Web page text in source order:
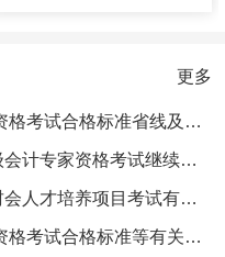
更多
1 . 甘肃省2026年度高级会计师资格考试合格标准省线及及格人员名单等有关问题的通知
2 . 广西会计人员信息采集中高级会计专家资格考试继续教育常见问题与解答
3 . 宁夏关于组织自治区高层次财会人才培养项目考试有关事项的通知
4 . 福建省2026年度高级会计师资格考试合格标准等有关问题的通知